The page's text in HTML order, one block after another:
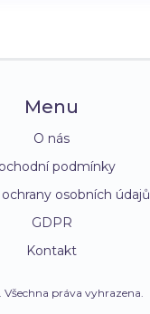
Menu
O nás
podmínky
osobních údajů
GDPR
Kontakt
Všechna práva vyhrazena.